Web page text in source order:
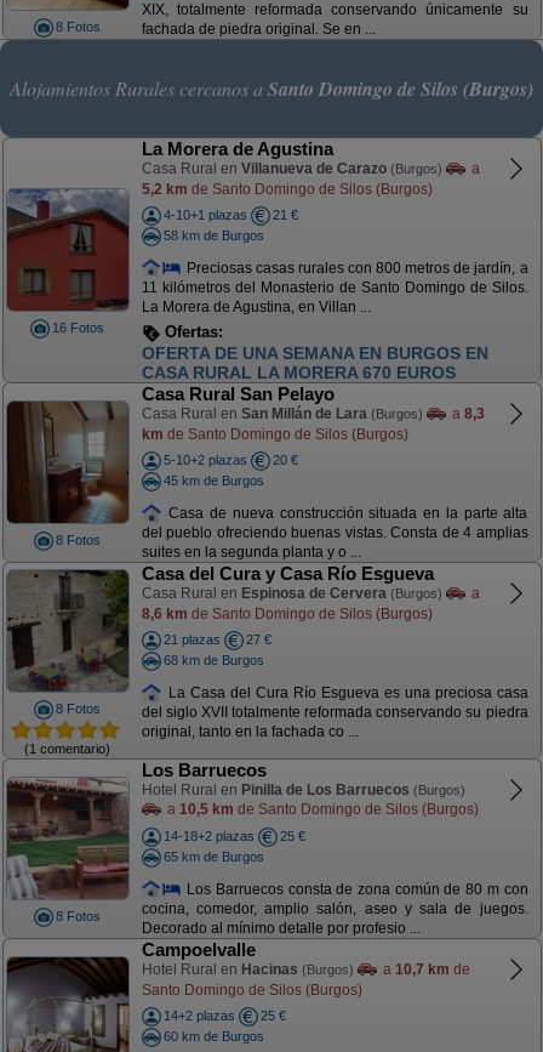
8 Fotos
XIX, totalmente reformada conservando únicamente su
fachada de piedra original. Se en ...
Alojamientos Rurales cercanos a Santo Domingo de Silos (Burgos)
16 Fotos
La Morera de Agustina
Casa Rural en Villanueva de Carazo (Burgos)
a
5,2 km de Santo Domingo de Silos (Burgos)
4-10+1 plazas
21 €
58 km de Burgos
Preciosas casas rurales con 800 metros de jardín, a
11 kilómetros del Monasterio de Santo Domingo de Silos.
La Morera de Agustina, en Villan ...
Ofertas:
OFERTA NOCHEBUENA. 850 EUROS. DEL 21
AL 25 DICIEMBRE DIAS FANTÁSTICOS
8 Fotos
Casa Rural San Pelayo
Casa Rural en San Millán de Lara (Burgos) a 8,3
km de Santo Domingo de Silos (Burgos)
5-10+2 plazas
20 €
45 km de Burgos
Casa de nueva construcción situada en la parte alta
del pueblo ofreciendo buenas vistas. Consta de 4 amplias
suites en la segunda planta y o ...
8 Fotos
(1 comentario)
Casa del Cura y Casa Río Esgueva
Casa Rural en Espinosa de Cervera (Burgos)
a
8,6 km de Santo Domingo de Silos (Burgos)
21 plazas
27 €
68 km de Burgos
La Casa del Cura Río Esgueva es una preciosa casa
del siglo XVII totalmente reformada conservando su piedra
original, tanto en la fachada co ...
8 Fotos
Los Barruecos
Hotel Rural en Pinilla de Los Barruecos (Burgos)
a 10,5 km de Santo Domingo de Silos (Burgos)
14-18+2 plazas
25 €
65 km de Burgos
Los Barruecos consta de zona común de 80 m con
cocina, comedor, amplio salón, aseo y sala de juegos.
Decorado al mínimo detalle por profesio ...
Campoelvalle
Hotel Rural en Hacinas (Burgos) a 10,7 km de
Santo Domingo de Silos (Burgos)
14+2 plazas
25 €
60 km de Burgos